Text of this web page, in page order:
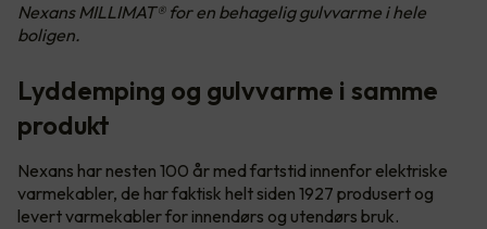
Nexans MILLIMAT® for en behagelig gulvvarme i hele
boligen.
Lyddemping og gulvvarme i samme
produkt
Nexans har nesten 100 år med fartstid innenfor elektriske
varmekabler, de har faktisk helt siden 1927 produsert og
levert varmekabler for innendørs og utendørs bruk.